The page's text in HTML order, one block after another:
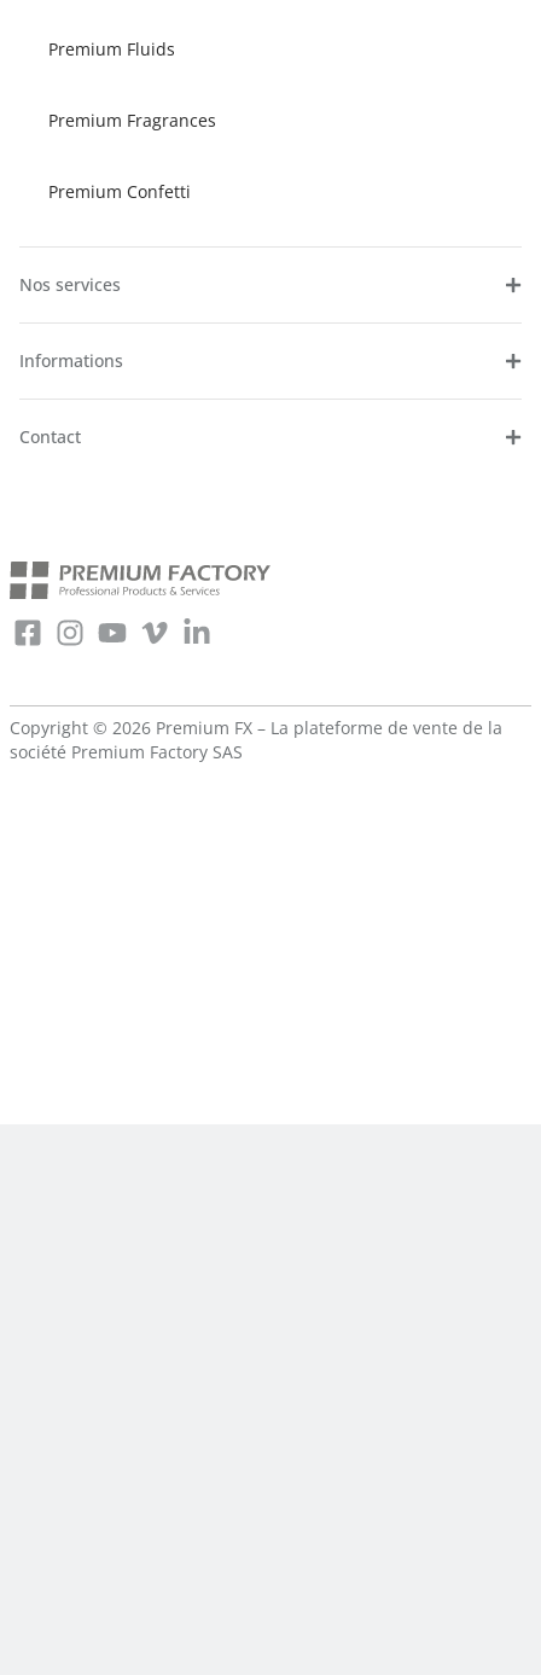
Premium Fluids
Premium Fragrances
Premium Confetti
Nos services
Informations
Contact
Copyright © 2026 Premium FX – La plateforme de vente de la
société Premium Factory SAS